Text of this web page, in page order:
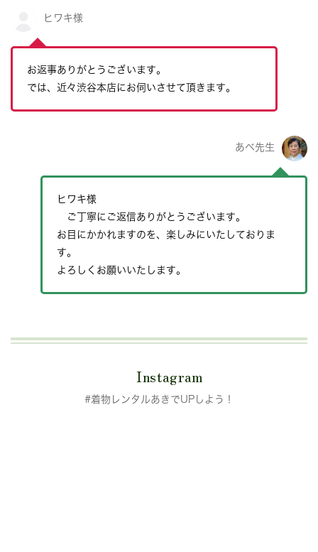
ヒワキ様
お返事ありがとうございます。
では、近々渋谷本店にお伺いさせて頂きます。
あべ先生
ヒワキ様
ご丁寧にご返信ありがとうございます。
お目にかかれますのを、楽しみにいたしておりま
す。
よろしくお願いいたします。
Instagram
#着物レンタルあきでUPしよう！